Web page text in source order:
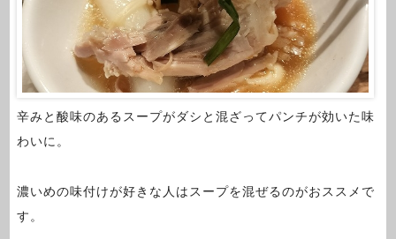
辛みと酸味のあるスープがダシと混ざってパンチが効いた味
わいに。
濃いめの味付けが好きな人はスープを混ぜるのがおススメで
す。